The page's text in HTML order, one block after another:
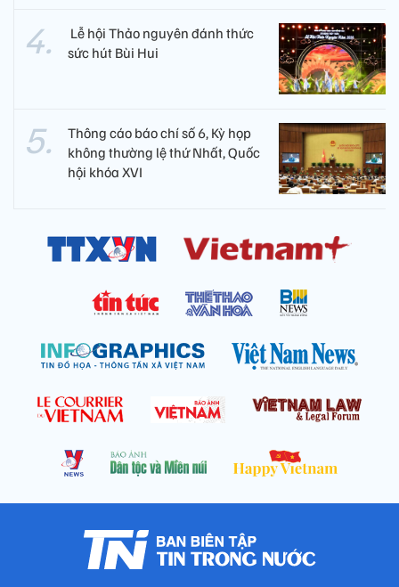
​ Lễ hội Thảo nguyên đánh thức
sức hút Bùi Hui
Thông cáo báo chí số 6, Kỳ họp
không thường lệ thứ Nhất, Quốc
hội khóa XVI